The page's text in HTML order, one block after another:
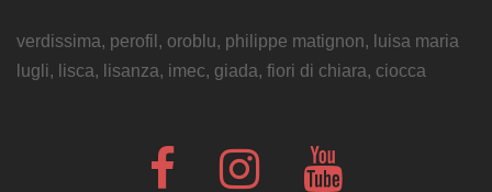
verdissima, perofil, oroblu, philippe matignon, luisa maria
lugli, lisca, lisanza, imec, giada, fiori di chiara, ciocca
Instagram